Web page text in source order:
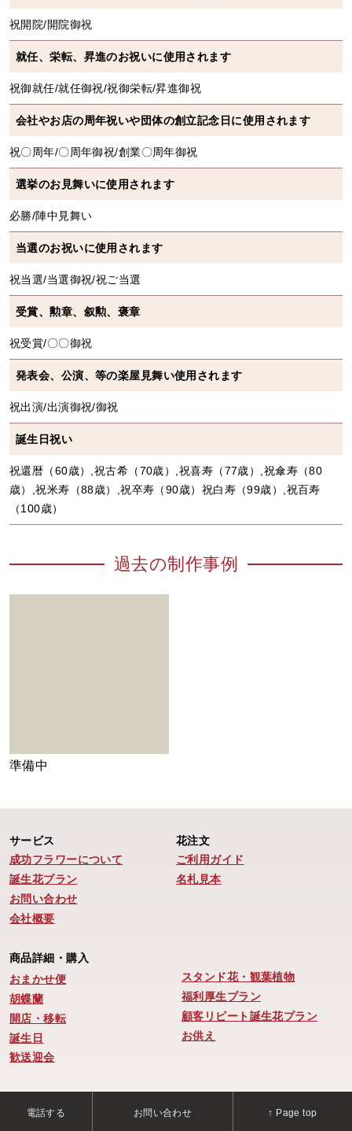
祝開院/開院御祝
就任、栄転、昇進のお祝いに使用されます
祝御就任/就任御祝/祝御栄転/昇進御祝
会社やお店の周年祝いや団体の創立記念日に使用されます
祝〇周年/〇周年御祝/創業〇周年御祝
選挙のお見舞いに使用されます
必勝/陣中見舞い
当選のお祝いに使用されます
祝当選/当選御祝/祝ご当選
受賞、勲章、叙勲、褒章
祝受賞/〇〇御祝
発表会、公演、等の楽屋見舞い使用されます
祝出演/出演御祝/御祝
誕生日祝い
祝還暦（60歳）,祝古希（70歳）,祝喜寿（77歳）,祝傘寿（80
歳）,祝米寿（88歳）,祝卒寿（90歳）祝白寿（99歳）,祝百寿
（100歳）
過去の制作事例
準備中
サービス
成功フラワーについて
誕生花プラン
お問い合わせ
会社概要
花注文
ご利用ガイド
名札見本
商品詳細・購入
おまかせ便
胡蝶蘭
開店・移転
誕生日
歓送迎会
スタンド花・観葉植物
福利厚生プラン
顧客リピート誕生花プラン
お供え
電話する お問い合わせ ↑ Page top